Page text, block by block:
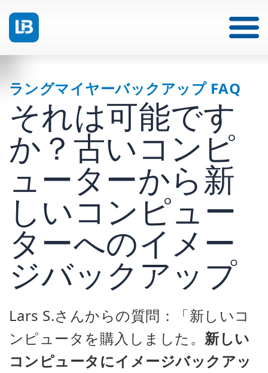
ラングマイヤーバックアップ FAQ
それは可能です
か？古いコンピ
ューターから新
しいコンピュー
ターへのイメー
ジバックアップ
Lars S.さんからの質問：「新しいコ
ンピュータを購入しました。 新しい
コンピュータにイメージバックアッ